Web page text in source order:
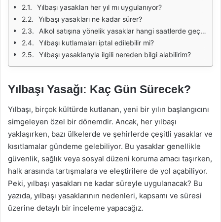
Yılbaşı yasakları her yıl mı uygulanıyor?
Yılbaşı yasakları ne kadar sürer?
Alkol satışına yönelik yasaklar hangi saatlerde geçerlidir?
Yılbaşı kutlamaları iptal edilebilir mi?
Yılbaşı yasaklarıyla ilgili nereden bilgi alabilirim?
Yılbaşı Yasağı: Kaç Gün Sürecek?
Yılbaşı, birçok kültürde kutlanan, yeni bir yılın başlangıcını
simgeleyen özel bir dönemdir. Ancak, her yılbaşı
yaklaşırken, bazı ülkelerde ve şehirlerde çeşitli yasaklar ve
kısıtlamalar gündeme gelebiliyor. Bu yasaklar genellikle
güvenlik, sağlık veya sosyal düzeni koruma amacı taşırken,
halk arasında tartışmalara ve eleştirilere de yol açabiliyor.
Peki, yılbaşı yasakları ne kadar süreyle uygulanacak? Bu
yazıda, yılbaşı yasaklarının nedenleri, kapsamı ve süresi
üzerine detaylı bir inceleme yapacağız.